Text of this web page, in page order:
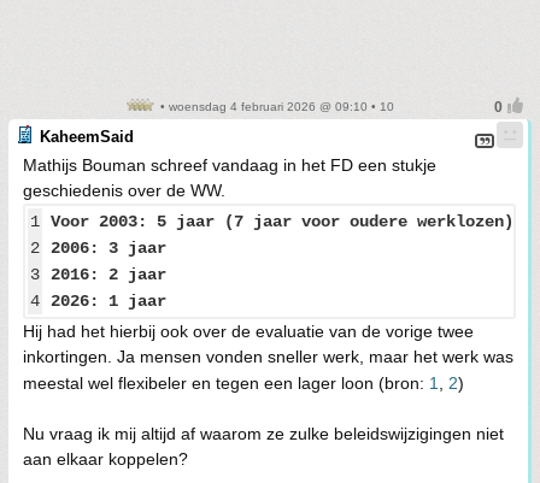
• woensdag 4 februari 2026 @ 09:10 • 10
KaheemSaid
Mathijs Bouman schreef vandaag in het FD een stukje
geschiedenis over de WW.
1
2
3
4
Voor 2003: 5 jaar (7 jaar voor oudere werklozen)
2006: 3 jaar
2016: 2 jaar
2026: 1 jaar
Hij had het hierbij ook over de evaluatie van de vorige twee
inkortingen. Ja mensen vonden sneller werk, maar het werk was
meestal wel flexibeler en tegen een lager loon (bron: 1 2)
Nu vraag ik mij altijd af waarom ze zulke beleidswijzigingen niet
aan elkaar koppelen?